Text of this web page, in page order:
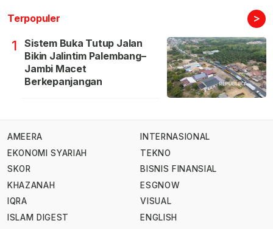
Terpopuler >
1
Sistem Buka Tutup Jalan
Bikin Jalintim Palembang–
Jambi Macet
Berkepanjangan
AMEERA
EKONOMI SYARIAH
SKOR
KHAZANAH
IQRA
ISLAM DIGEST
INTERNASIONAL
TEKNO
BISNIS FINANSIAL
ESGNOW
VISUAL
ENGLISH